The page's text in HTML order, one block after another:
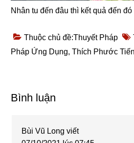
Nhân tu đến đâu thì kết quả đến đó
Thuộc chủ đề:Thuyết Pháp
Pháp Ứng Dụng,Thích Phước Tiến
Reader
Bình luận
Bùi Vũ Long viết